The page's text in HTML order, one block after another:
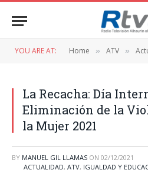
YOU ARE AT: Home » ATV »
La Recacha: Día
Eliminación de la
la Mujer 2021
BY MANUEL GIL LLAMAS ON 02/12/2021
ACTUALIDAD, ATV, IGUALDAD Y